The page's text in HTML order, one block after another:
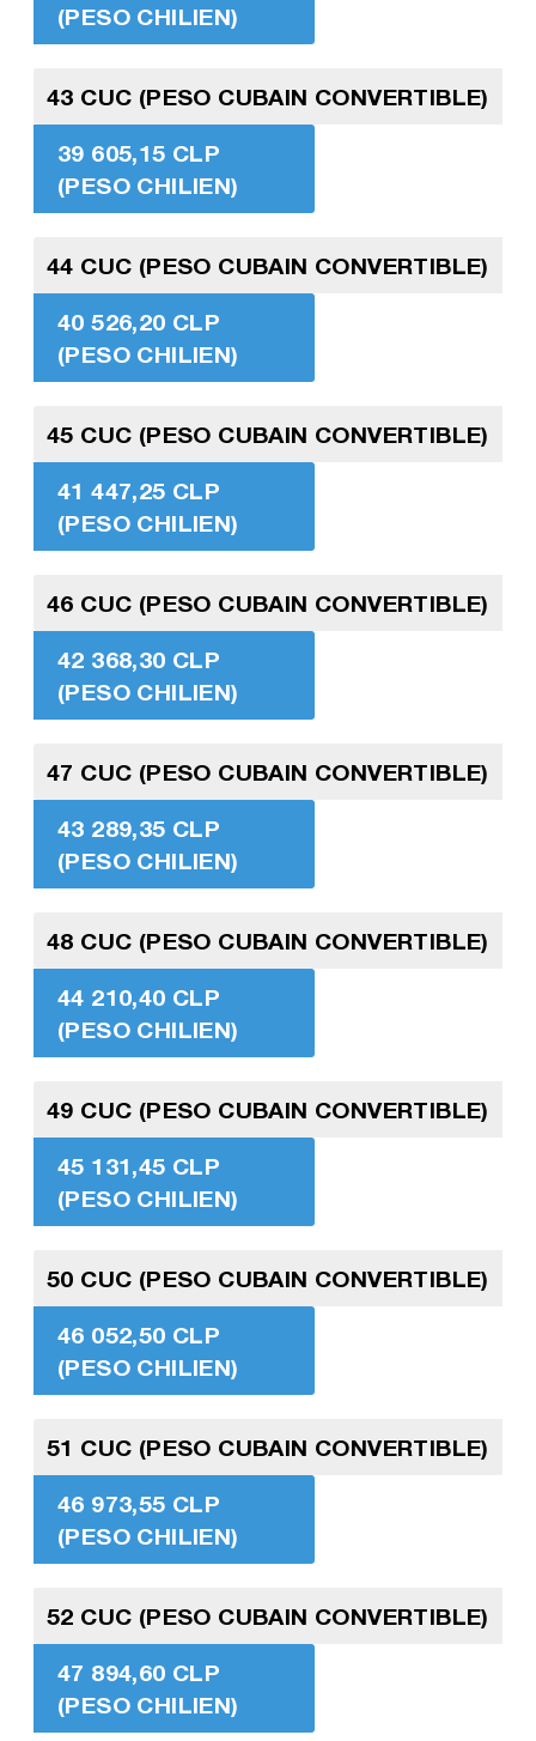
(PESO CHILIEN)
43 CUC (PESO CUBAIN CONVERTIBLE)
39 605,15 CLP
(PESO CHILIEN)
44 CUC (PESO CUBAIN CONVERTIBLE)
40 526,20 CLP
(PESO CHILIEN)
45 CUC (PESO CUBAIN CONVERTIBLE)
41 447,25 CLP
(PESO CHILIEN)
46 CUC (PESO CUBAIN CONVERTIBLE)
42 368,30 CLP
(PESO CHILIEN)
47 CUC (PESO CUBAIN CONVERTIBLE)
43 289,35 CLP
(PESO CHILIEN)
48 CUC (PESO CUBAIN CONVERTIBLE)
44 210,40 CLP
(PESO CHILIEN)
49 CUC (PESO CUBAIN CONVERTIBLE)
45 131,45 CLP
(PESO CHILIEN)
50 CUC (PESO CUBAIN CONVERTIBLE)
46 052,50 CLP
(PESO CHILIEN)
51 CUC (PESO CUBAIN CONVERTIBLE)
46 973,55 CLP
(PESO CHILIEN)
52 CUC (PESO CUBAIN CONVERTIBLE)
47 894,60 CLP
(PESO CHILIEN)